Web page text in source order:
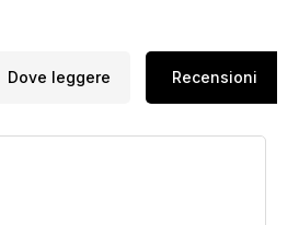
Dove leggere Recensioni